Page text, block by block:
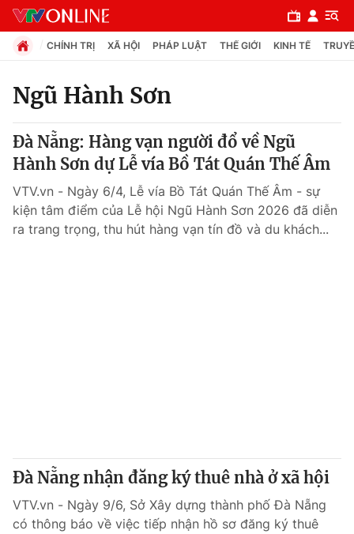
Chuyên mục
Chính trị
Xã hội
Góc doanh nghiệp
Truyền hình
Phim VTV
Giải trí
CHÍNH TRỊ XÃ HỘI PHÁP LUẬT THẾ GIỚI KINH TẾ
Ngũ Hành Sơn
Đà Nẵng: Hàng vạn người đổ về Ngũ
Hành Sơn dự Lễ vía Bồ Tát Quán Thế Âm
VTV.vn - Ngày 6/4, Lễ vía Bồ Tát Quán Thế Âm - sự
kiện tâm điểm của Lễ hội Ngũ Hành Sơn 2026 đã diễn
ra trang trọng, thu hút hàng vạn tín đồ và du khách...
Đà Nẵng nhận đăng ký thuê nhà ở xã hội
VTV.vn - Ngày 9/6, Sở Xây dựng thành phố Đà Nẵng
có thông báo về việc tiếp nhận hồ sơ đăng ký thuê